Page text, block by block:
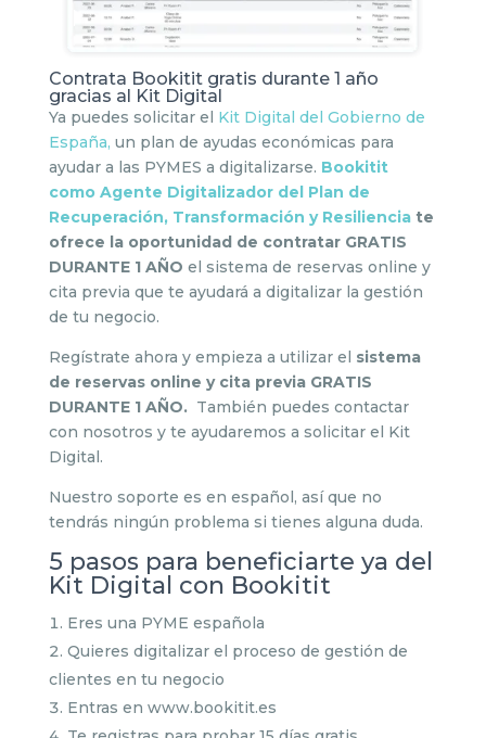
Contrata Bookitit gratis durante 1 año
gracias al Kit Digital
Ya puedes solicitar el Kit Digital del Gobierno de
España, un plan de ayudas económicas para
ayudar a las PYMES a digitalizarse. Bookitit
como Agente Digitalizador del Plan de
Recuperación, Transformación y Resilienciate
ofrece la oportunidad de contratar GRATIS
DURANTE 1 AÑO el sistema de reservas online y
cita previa que te ayudará a digitalizar la gestión
de tu negocio.
Regístrate ahora y empieza a utilizar el sistema
de reservas online y cita previa GRATIS
DURANTE 1 AÑO. También puedes contactar
con nosotros y te ayudaremos a solicitar el Kit
Digital.
Nuestro soporte es en español, así que no
tendrás ningún problema si tienes alguna duda.
5 pasos para beneficiarte ya del
Kit Digital con Bookitit
Eres una PYME española
Quieres digitalizar el proceso de gestión de
clientes en tu negocio
Entras en www.bookitit.es